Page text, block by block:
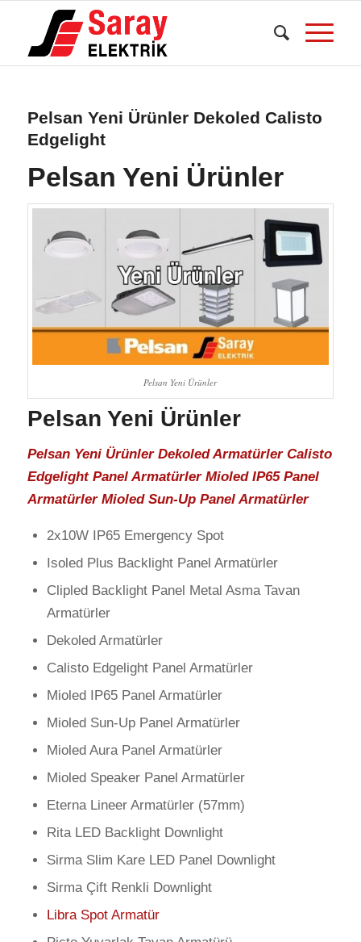
Pelsan Yeni Ürünler Dekoled Calisto
Edgelight
Pelsan Yeni Ürünler
Pelsan Yeni Ürünler
Pelsan Yeni Ürünler
Pelsan Yeni Ürünler Dekoled Armatürler Calisto
Edgelight Panel Armatürler Mioled IP65 Panel
Armatürler Mioled Sun-Up Panel Armatürler
2x10W IP65 Emergency Spot
Isoled Plus Backlight Panel Armatürler
Clipled Backlight Panel Metal Asma Tavan
Armatürler
Dekoled Armatürler
Calisto Edgelight Panel Armatürler
Mioled IP65 Panel Armatürler
Mioled Sun-Up Panel Armatürler
Mioled Aura Panel Armatürler
Mioled Speaker Panel Armatürler
Eterna Lineer Armatürler (57mm)
Rita LED Backlight Downlight
Sirma Slim Kare LED Panel Downlight
Sirma Çift Renkli Downlight
Libra Spot Armatür